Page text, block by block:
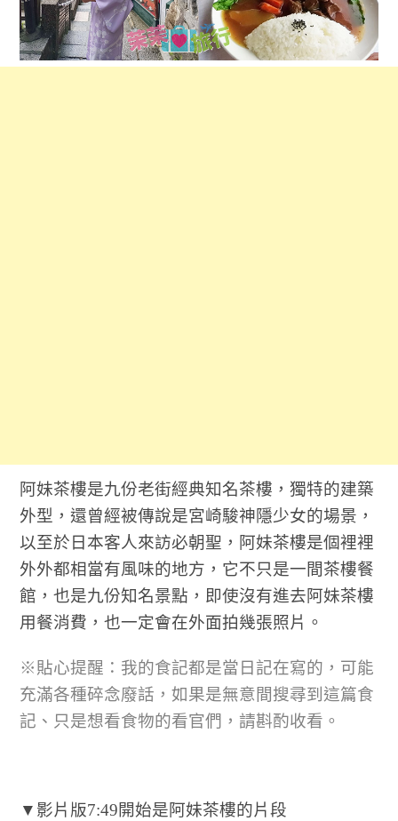
阿妹茶樓是九份老街經典知名茶樓，獨特的建築
外型，還曾經被傳說是宮崎駿神隱少女的場景，
以至於日本客人來訪必朝聖，阿妹茶樓是個裡裡
外外都相當有風味的地方，它不只是一間茶樓餐
館，也是九份知名景點，即使沒有進去阿妹茶樓
用餐消費，也一定會在外面拍幾張照片。
※貼心提醒：我的食記都是當日記在寫的，可能
充滿各種碎念廢話，如果是無意間搜尋到這篇食
記、只是想看食物的看官們，請斟酌收看。
▼影片版7:49開始是阿妹茶樓的片段